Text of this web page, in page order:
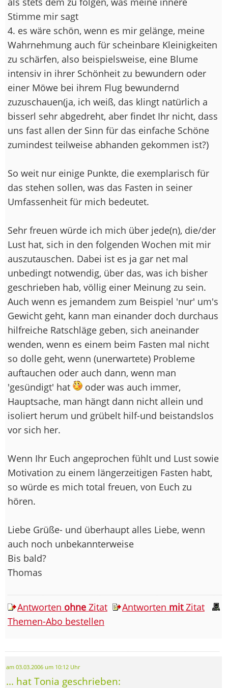
Stimme mir sagt
4. es wäre schön, wenn es mir gelänge, meine
Wahrnehmung auch für scheinbare Kleinigkeiten
zu schärfen, also beispielsweise, eine Blume
intensiv in ihrer Schönheit zu bewundern oder
einer Möwe bei ihrem Flug bewundernd
zuzuschauen(ja, ich weiß, das klingt natürlich a
bisserl sehr abgedreht, aber findet Ihr nicht, dass
uns fast allen der Sinn für das einfache Schöne
zumindest teilweise abhanden gekommen ist?)
So weit nur einige Punkte, die exemplarisch für
das stehen sollen, was das Fasten in seiner
Umfassenheit für mich bedeutet.
Sehr freuen würde ich mich über jede(n), die/der
Lust hat, sich in den folgenden Wochen mit mir
auszutauschen. Dabei ist es ja gar net mal
unbedingt notwendig, über das, was ich bisher
geschrieben hab, völlig einer Meinung zu sein.
Auch wenn es jemandem zum Beispiel 'nur' um's
Gewicht geht, kann man einander doch durchaus
hilfreiche Ratschläge geben, sich aneinander
wenden, wenn es einem beim Fasten mal nicht
so dolle geht, wenn (unerwartete) Probleme
auftauchen oder auch dann, wenn man
'gesündigt' hat
oder was auch immer,
Hauptsache, man hängt dann nicht allein und
isoliert herum und grübelt hilf-und beistandslos
vor sich her.
Wenn Ihr Euch angeprochen fühlt und Lust sowie
Motivation zu einem längerzeitigen Fasten habt,
so würde es mich total freuen, von Euch zu
hören.
Liebe Grüße- und überhaupt alles Liebe, wenn
auch noch unbekannterweise
Bis bald?
Thomas
Antworten ohne Zitat Antworten mitZitat
Themen-Abo bestellen
am 03.03.2006 um 10:12 Uhr
... hat Tonia geschrieben: